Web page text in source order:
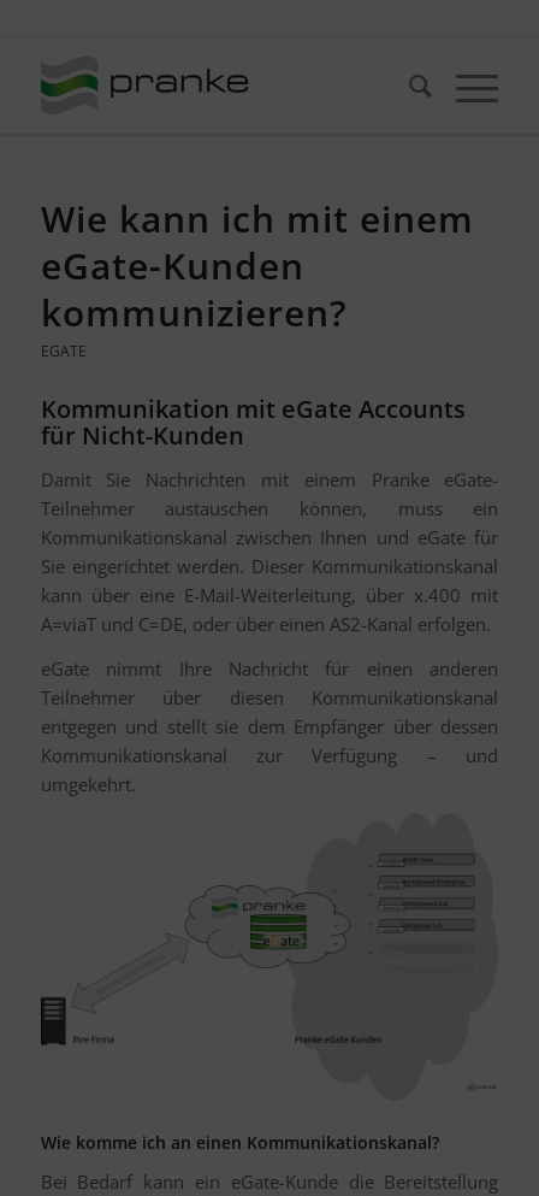
Wie kann ich mit einem
eGate-Kunden
kommunizieren?
EGATE
Kommunikation mit eGate Accounts
für Nicht-Kunden
Damit Sie Nachrichten mit einem Pranke eGate-
Teilnehmer austauschen können, muss ein
Kommunikationskanal zwischen Ihnen und eGate für
Sie eingerichtet werden. Dieser Kommunikationskanal
kann über eine E-Mail-Weiterleitung, über x.400 mit
A=viaT und C=DE, oder über einen AS2-Kanal erfolgen.
eGate nimmt Ihre Nachricht für einen anderen
Teilnehmer über diesen Kommunikationskanal
entgegen und stellt sie dem Empfänger über dessen
Kommunikationskanal zur Verfügung – und
umgekehrt.
Wie komme ich an einen Kommunikationskanal?
Bei Bedarf kann ein eGate-Kunde die Bereitstellung